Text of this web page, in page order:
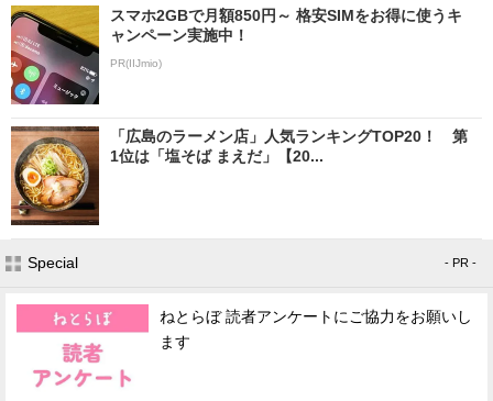
スマホ2GBで月額850円～ 格安SIMをお得に使うキ
ャンペーン実施中！
PR(IIJmio)
「広島のラーメン店」人気ランキングTOP20！ 第
1位は「塩そば まえだ」【20...
Special - PR -
ねとらぼ 読者アンケートにご協力をお願いし
ます